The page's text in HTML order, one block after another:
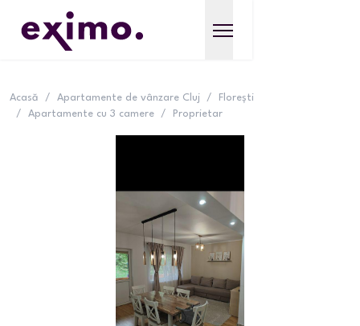
Acasă / Apartamente de vânzare Cluj /
Florești
/
Apartamente cu 3 camere / Proprietar